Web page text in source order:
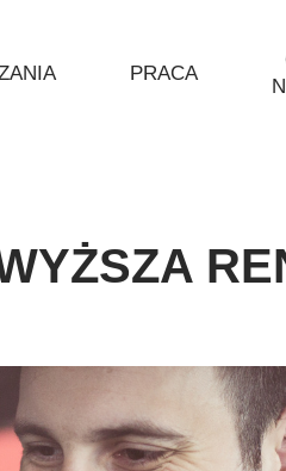
PRACA